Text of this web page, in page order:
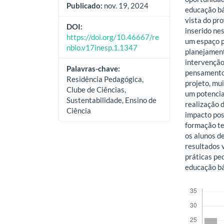
Publicado: nov. 19, 2024
DOI:
https://doi.org/10.46667/re
nbio.v17inesp.1.1347
Palavras-chave:
Residência Pedagógica,
Clube de Ciências,
Sustentabilidade, Ensino de
Ciência
educação
vista do
inserido
um espaço
projeto,
um
realização
impacto
formação
os alunos
resultados
práticas
educação